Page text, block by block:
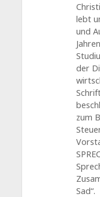
lebt
und
der
zum
Sad“.